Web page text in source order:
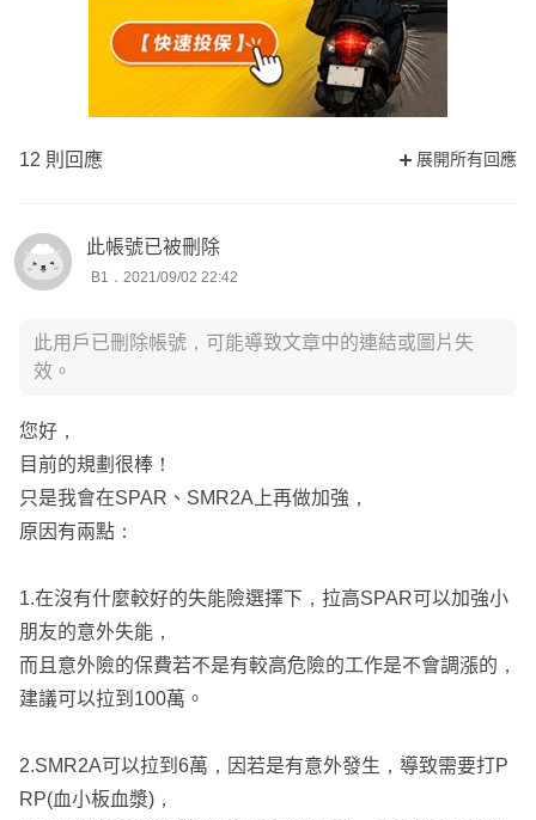
12 則回應 展開所有回應
此帳號已被刪除
B1．2021/09/02 22:42
此用戶已刪除帳號，可能導致文章中的連結或圖片失
效。
您好，
目前的規劃很棒！
只是我會在SPAR、SMR2A上再做加強，
原因有兩點：
1.在沒有什麼較好的失能險選擇下，拉高SPAR可以加強小
朋友的意外失能，
而且意外險的保費若不是有較高危險的工作是不會調漲的，
建議可以拉到100萬。
2.SMR2A可以拉到6萬，因若是有意外發生，導致需要打P
RP(血小板血漿)，